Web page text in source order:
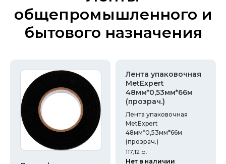
общепромышленного и
бытового назначения
Лента упаковочная
MetExpert
48мм*0,53мм*66м
(прозрач.)
Лента упаковочная
MetExpert
48мм*0,53мм*66м
(прозрач.)
117,12 р.
Нет в наличии